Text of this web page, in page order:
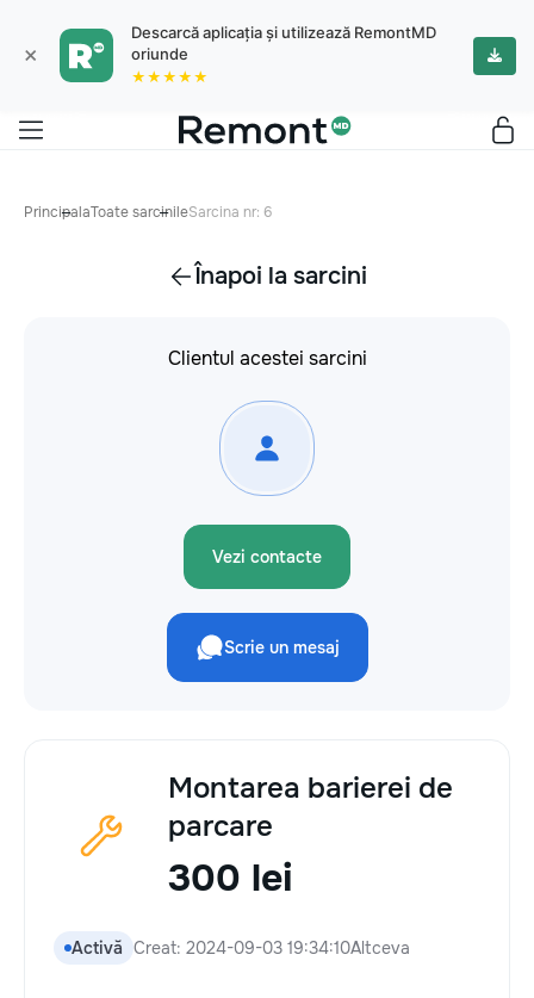
×
Descarcă aplicația și utilizează RemontMD
oriunde
★★★★★
PrincipalaToate sarcinileSarcina nr: 6
Înapoi la sarcini
Clientul acestei sarcini
Vezi contacte
Scrie un mesaj
Montarea barierei de
parcare
300 lei
Activă Creat: 2024-09-03 19:34:10Altceva